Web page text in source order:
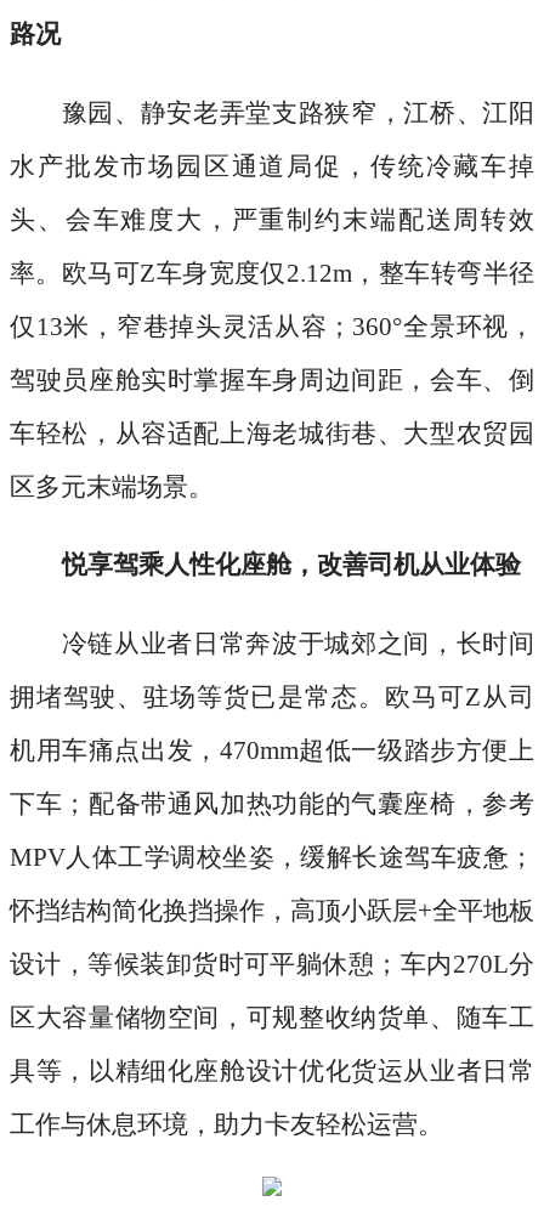
路况
豫园、静安老弄堂支路狭窄，江桥、江阳
水产批发市场园区通道局促，传统冷藏车掉
头、会车难度大，严重制约末端配送周转效
率。欧马可Z车身宽度仅2.12m，整车转弯半径
仅13米，窄巷掉头灵活从容；360°全景环视，
驾驶员座舱实时掌握车身周边间距，会车、倒
车轻松，从容适配上海老城街巷、大型农贸园
区多元末端场景。
悦享驾乘人性化座舱，改善司机从业体验
冷链从业者日常奔波于城郊之间，长时间
拥堵驾驶、驻场等货已是常态。欧马可Z从司
机用车痛点出发，470mm超低一级踏步方便上
下车；配备带通风加热功能的气囊座椅，参考
MPV人体工学调校坐姿，缓解长途驾车疲惫；
怀挡结构简化换挡操作，高顶小跃层+全平地板
设计，等候装卸货时可平躺休憩；车内270L分
区大容量储物空间，可规整收纳货单、随车工
具等，以精细化座舱设计优化货运从业者日常
工作与休息环境，助力卡友轻松运营。